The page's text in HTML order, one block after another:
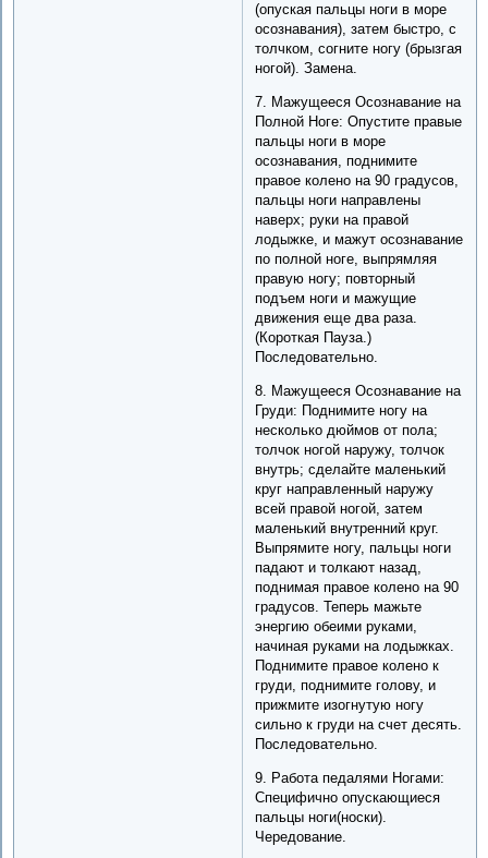
(опуская пальцы ноги в море
осознавания), затем быстро, с
толчком, согните ногу (брызгая
ногой). Замена.
7. Мажущееся Осознавание на
Полной Ноге: Опустите правые
пальцы ноги в море
осознавания, поднимите
правое колено на 90 градусов,
пальцы ноги направлены
наверх; руки на правой
лодыжке, и мажут осознавание
по полной ноге, выпрямляя
правую ногу; повторный
подъем ноги и мажущие
движения еще два раза.
(Короткая Пауза.)
Последовательно.
8. Мажущееся Осознавание на
Груди: Поднимите ногу на
несколько дюймов от пола;
толчок ногой наружу, толчок
внутрь; сделайте маленький
круг направленный наружу
всей правой ногой, затем
маленький внутренний круг.
Выпрямите ногу, пальцы ноги
падают и толкают назад,
поднимая правое колено на 90
градусов. Теперь мажьте
энергию обеими руками,
начиная руками на лодыжках.
Поднимите правое колено к
груди, поднимите голову, и
прижмите изогнутую ногу
сильно к груди на счет десять.
Последовательно.
9. Работа педалями Ногами:
Специфично опускающиеся
пальцы ноги(носки).
Чередование.